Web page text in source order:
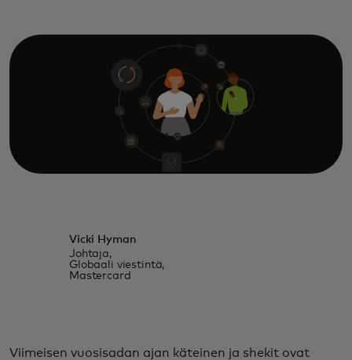
Vicki Hyman
Johtaja,
Globaali viestintä,
Mastercard
Viimeisen vuosisadan ajan käteinen ja shekit ovat